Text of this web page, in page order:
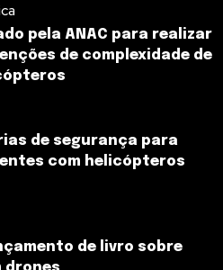
pela ANAC para realizar
de complexidade de
de segurança para
com helicópteros
de livro sobre